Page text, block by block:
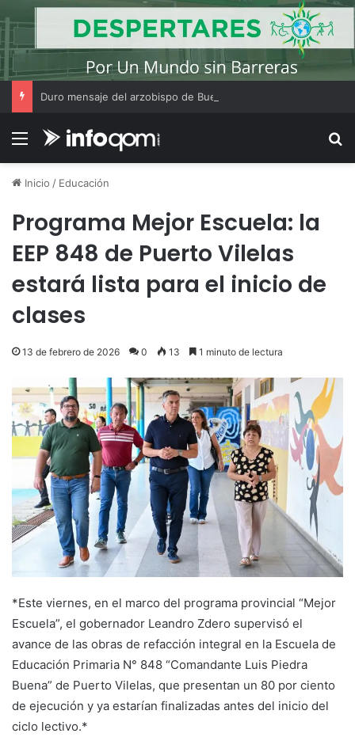
Menú
Inicio / Educación
Programa Mejor Escuela: la
EEP 848 de Puerto Vilelas
estará lista para el inicio de
clases
13 de febrero de 2026 0 13 1 minuto de lectura
*Este viernes, en el marco del programa provincial “Mejor
Escuela”, el gobernador Leandro Zdero supervisó el
avance de las obras de refacción integral en la Escuela de
Educación Primaria N° 848 “Comandante Luis Piedra
Buena” de Puerto Vilelas, que presentan un 80 por ciento
de ejecución y ya estarían finalizadas antes del inicio del
ciclo lectivo.*